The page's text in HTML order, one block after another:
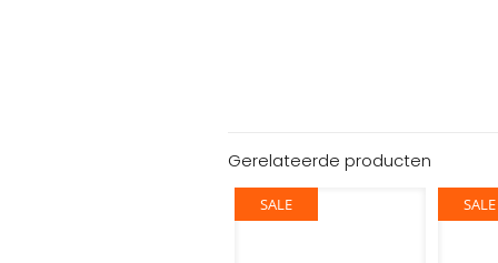
Gerelateerde producten
SALE SALE